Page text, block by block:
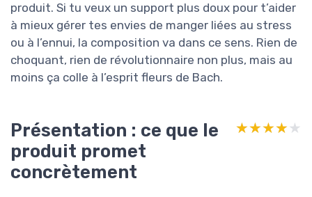
produit. Si tu veux un support plus doux pour t’aider
à mieux gérer tes envies de manger liées au stress
ou à l’ennui, la composition va dans ce sens. Rien de
choquant, rien de révolutionnaire non plus, mais au
moins ça colle à l’esprit fleurs de Bach.
Présentation : ce que le
produit promet
concrètement
★★★★★
★★★★★